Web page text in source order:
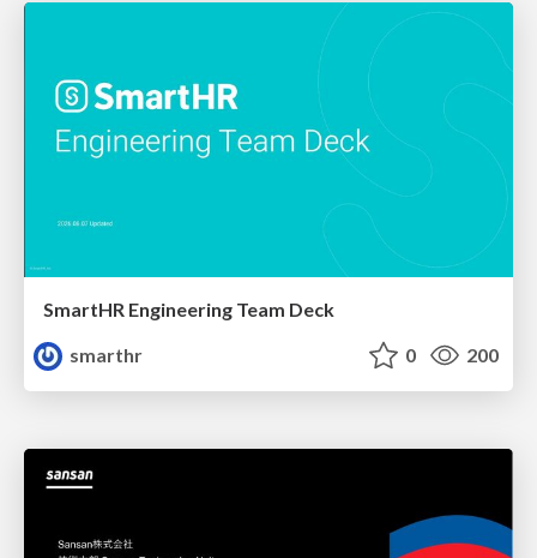
SmartHR Engineering Team Deck
smarthr
0 200